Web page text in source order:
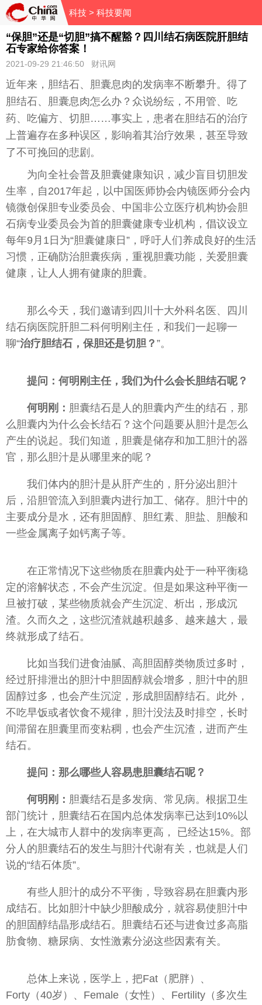
科技 > 科技要闻
“保胆”还是“切胆”搞不醒豁？四川结石病医院肝胆结
石专家给你答案！
2021-09-29 21:46:50 财讯网
近年来，胆结石、胆囊息肉的发病率不断攀升。得了
胆结石、胆囊息肉怎么办？众说纷纭，不用管、吃
药、吃偏方、切胆……事实上，患者在胆结石的治疗
上普遍存在多种误区，影响着其治疗效果，甚至导致
了不可挽回的悲剧。
为向全社会普及胆囊健康知识，减少盲目切胆发
生率，自2017年起，以中国医师协会内镜医师分会内
镜微创保胆专业委员会、中国非公立医疗机构协会胆
石病专业委员会为首的胆囊健康专业机构，倡议设立
每年9月1日为“胆囊健康日”，呼吁人们养成良好的生活
习惯，正确防治胆囊疾病，重视胆囊功能，关爱胆囊
健康，让人人拥有健康的胆囊。
那么今天，我们邀请到四川十大外科名医、四川
结石病医院肝胆二科何明刚主任，和我们一起聊一
聊“治疗胆结石，保胆还是切胆？ ”。
提问：何明刚主任，我们为什么会长胆结石呢？
何明刚： 胆囊结石是人的胆囊内产生的结石，那
么胆囊内为什么会长结石？这个问题要从胆汁是怎么
产生的说起。我们知道，胆囊是储存和加工胆汁的器
官，那么胆汁是从哪里来的呢？
我们体内的胆汁是从肝产生的，肝分泌出胆汁
后，沿胆管流入到胆囊内进行加工、储存。胆汁中的
主要成分是水，还有胆固醇、胆红素、胆盐、胆酸和
一些金属离子如钙离子等。
在正常情况下这些物质在胆囊内处于一种平衡稳
定的溶解状态，不会产生沉淀。但是如果这种平衡一
旦被打破，某些物质就会产生沉淀、析出，形成沉
渣。久而久之，这些沉渣就越积越多、越来越大，最
终就形成了结石。
比如当我们进食油腻、高胆固醇类物质过多时，
经过肝排泄出的胆汁中胆固醇就会增多，胆汁中的胆
固醇过多，也会产生沉淀，形成胆固醇结石。此外，
不吃早饭或者饮食不规律，胆汁没法及时排空，长时
间滞留在胆囊里而变粘稠，也会产生沉渣，进而产生
结石。
提问：那么哪些人容易患胆囊结石呢？
何明刚： 胆囊结石是多发病、常见病。根据卫生
部门统计，胆囊结石在国内总体发病率已达到10%以
上，在大城市人群中的发病率更高， 已经达15%。部
分人的胆囊结石的发生与胆汁代谢有关，也就是人们
说的“结石体质”。
有些人胆汁的成分不平衡，导致容易在胆囊内形
成结石。比如胆汁中缺少胆酸成分，就容易使胆汁中
的胆固醇结晶形成结石。胆囊结石还与进食过多高脂
肪食物、糖尿病、女性激素分泌这些因素有关。
总体上来说，医学上，把Fat（肥胖）、
Forty（40岁）、Female（女性）、Fertility（多次生